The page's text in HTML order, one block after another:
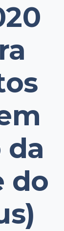
da
do